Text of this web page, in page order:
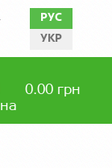
РУС
УКР
0.00 грн